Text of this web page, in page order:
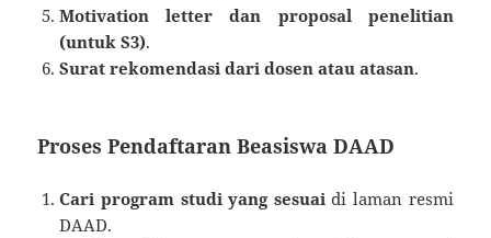
Motivation letter dan proposal penelitian
(untuk S3).
Surat rekomendasi dari dosen atau atasan.
Proses Pendaftaran Beasiswa DAAD
Cari program studi yang sesuai di laman resmi
DAAD.